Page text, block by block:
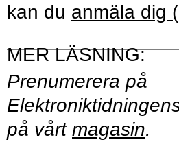
kan du anmäla dig
Prenumerera på
på vårt magasin.